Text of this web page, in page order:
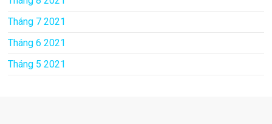
Tháng 7 2021
Tháng 6 2021
Tháng 5 2021